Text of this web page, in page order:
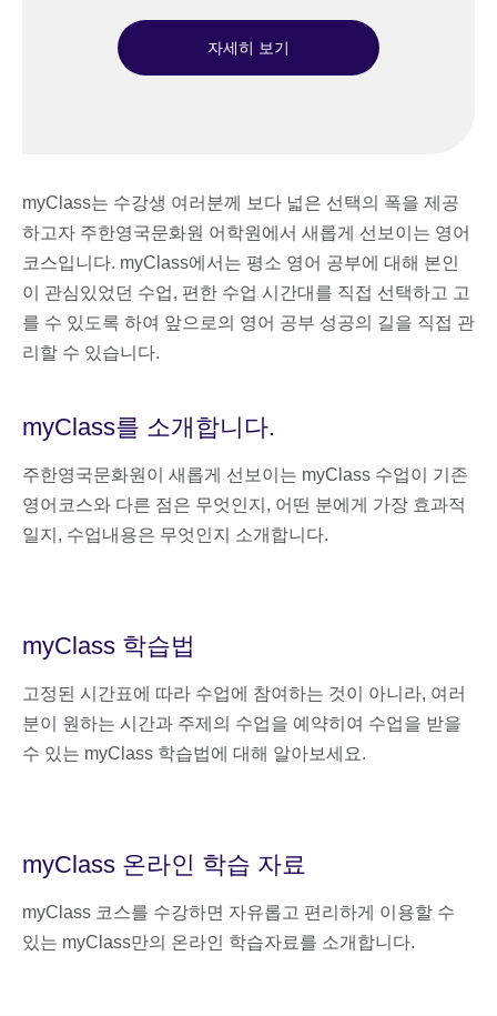
자세히 보기
myClass는 수강생 여러분께 보다 넓은 선택의 폭을 제공
하고자 주한영국문화원 어학원에서 새롭게 선보이는 영어
코스입니다. myClass에서는 평소 영어 공부에 대해 본인
이 관심있었던 수업, 편한 수업 시간대를 직접 선택하고 고
를 수 있도록 하여 앞으로의 영어 공부 성공의 길을 직접 관
리할 수 있습니다.
myClass를 소개합니다.
주한영국문화원이 새롭게 선보이는 myClass 수업이 기존
영어코스와 다른 점은 무엇인지, 어떤 분에게 가장 효과적
일지, 수업내용은 무엇인지 소개합니다.
myClass 학습법
고정된 시간표에 따라 수업에 참여하는 것이 아니라, 여러
분이 원하는 시간과 주제의 수업을 예약히여 수업을 받을
수 있는 myClass 학습법에 대해 알아보세요.
myClass 온라인 학습 자료
myClass 코스를 수강하면 자유롭고 편리하게 이용할 수
있는 myClass만의 온라인 학습자료를 소개합니다.